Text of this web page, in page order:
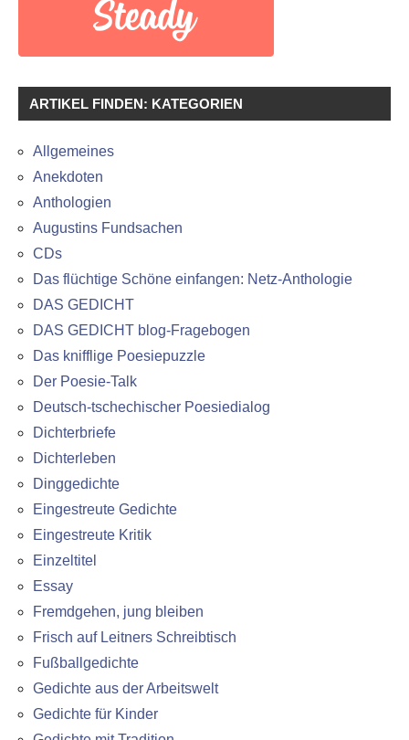
ARTIKEL FINDEN: KATEGORIEN
Allgemeines
Anekdoten
Anthologien
Augustins Fundsachen
CDs
Das flüchtige Schöne einfangen: Netz-Anthologie
DAS GEDICHT
DAS GEDICHT blog-Fragebogen
Das knifflige Poesiepuzzle
Der Poesie-Talk
Deutsch-tschechischer Poesiedialog
Dichterbriefe
Dichterleben
Dinggedichte
Eingestreute Gedichte
Eingestreute Kritik
Einzeltitel
Essay
Fremdgehen, jung bleiben
Frisch auf Leitners Schreibtisch
Fußballgedichte
Gedichte aus der Arbeitswelt
Gedichte für Kinder